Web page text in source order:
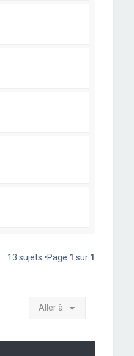
13 sujets •Page 1 sur 1
Aller à